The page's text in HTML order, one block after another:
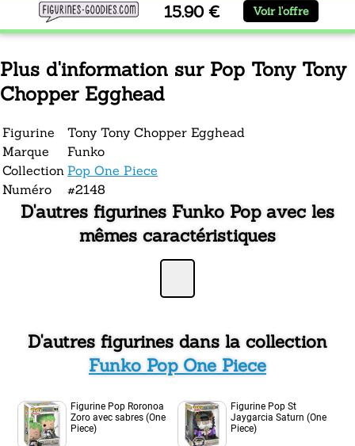
15.90 € Voir l'offre
Plus d'information sur Pop Tony Tony
Chopper Egghead
Figurine
Tony Tony Chopper Egghead
Marque
Funko
Collection Pop One Piece
Numéro
#2148
D'autres figurines Funko Pop avec les
mêmes caractéristiques
D'autres figurines dans la collection
Funko Pop One Piece
Figurine Pop Roronoa
Zoro avec sabres (One
Piece)
Figurine Pop St
Jaygarcia Saturn (One
Piece)